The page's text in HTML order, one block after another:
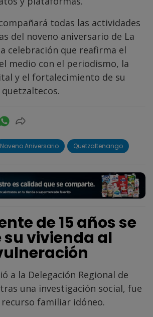
todas las actividades
del noveno aniversario de La
celebración que reafirma el
medio con el periodismo, la
y el fortalecimiento de su
Noveno Aniversario Quetzaltenango
de 15 años se
su vivienda al
a la Delegación Regional de
una investigación social, fue
familiar idóneo.